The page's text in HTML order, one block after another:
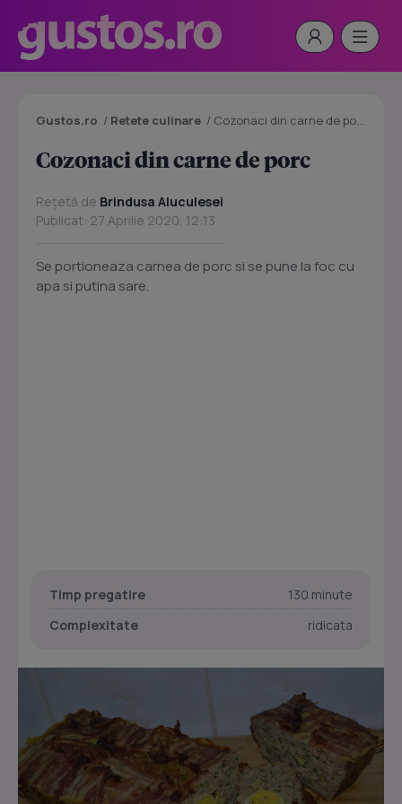
Gustos.ro / Retete culinare / Cozonaci din carne de porc
Cozonaci din carne de porc
Rețetă de Brindusa Aluculesei
Publicat: 27 Aprilie 2020, 12:13
Se portioneaza carnea de porc si se pune la foc cu
apa si putina sare.
Timp pregatire
130 minute
Complexitate
ridicata